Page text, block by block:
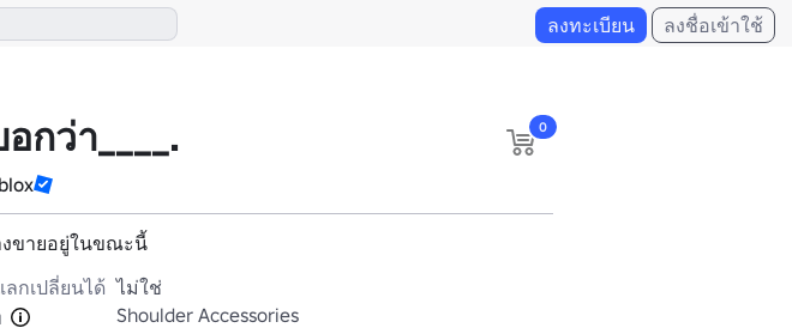
ลงทะเบียน ลงชื่อเข้าใช้
กว่า____. 0
งขายอยู่ในขณะนี้
กเปลี่ยนได้ ไม่ใช่
Shoulder Accessories